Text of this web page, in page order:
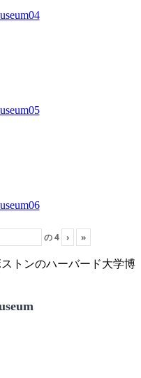
の4 › »
ストンのハーバード大学博